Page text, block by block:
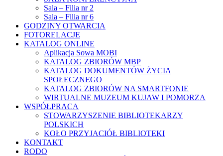
Sala – Filia nr 2
Sala – Filia nr 6
GODZINY OTWARCIA
FOTORELACJE
KATALOG ONLINE
Aplikacja Sowa MOBI
KATALOG ZBIORÓW MBP
KATALOG DOKUMENTÓW ŻYCIA
SPOŁECZNEGO
KATALOG ZBIORÓW NA SMARTFONIE
WIRTUALNE MUZEUM KUJAW I POMORZA
WSPÓŁPRACA
STOWARZYSZENIE BIBLIOTEKARZY
POLSKICH
KOŁO PRZYJACIÓŁ BIBLIOTEKI
KONTAKT
RODO